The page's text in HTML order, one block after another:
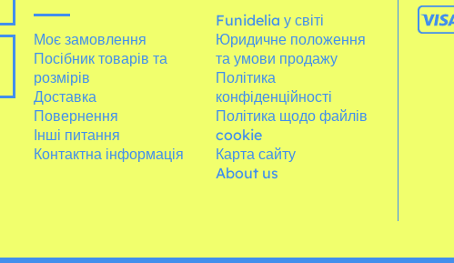
Моє замовлення
Посібник товарів та
розмірів
Доставка
Повернення
Інші питання
Контактна інформація
Funidelia у світі
Юридичне положення
та умови продажу
Політика
конфіденційності
Політика щодо файлів
cookie
Карта сайту
About us